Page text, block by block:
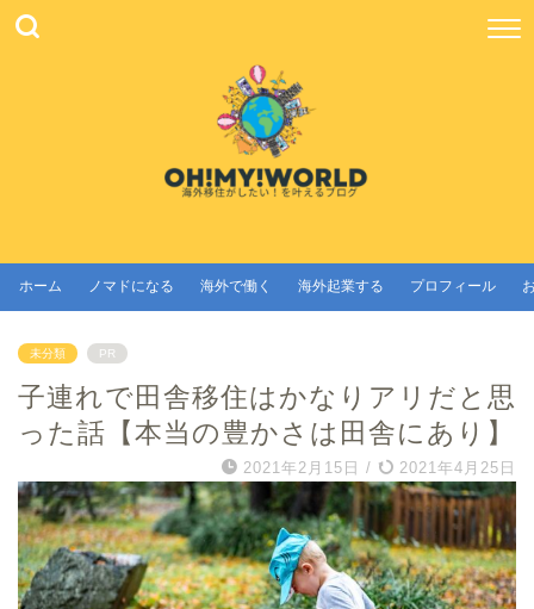
ホーム ノマドになる 海外で働く 海外起業する プロフィール
未分類 PR
子連れで田舎移住はかなりアリだと思
った話【本当の豊かさは田舎にあり】
2021年2月15日 / 2021年4月25日